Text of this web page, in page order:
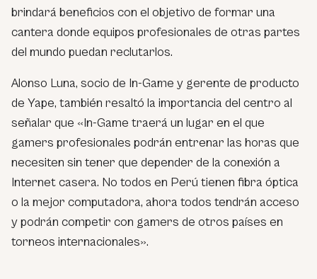
brindará beneficios con el objetivo de formar una
cantera donde equipos profesionales de otras partes
del mundo puedan reclutarlos.
Alonso Luna, socio de In-Game y gerente de producto
de Yape, también resaltó la importancia del centro al
señalar que «In-Game traerá un lugar en el que
gamers profesionales podrán entrenar las horas que
necesiten sin tener que depender de la conexión a
Internet casera. No todos en Perú tienen fibra óptica
o la mejor computadora, ahora todos tendrán acceso
y podrán competir con gamers de otros países en
torneos internacionales».